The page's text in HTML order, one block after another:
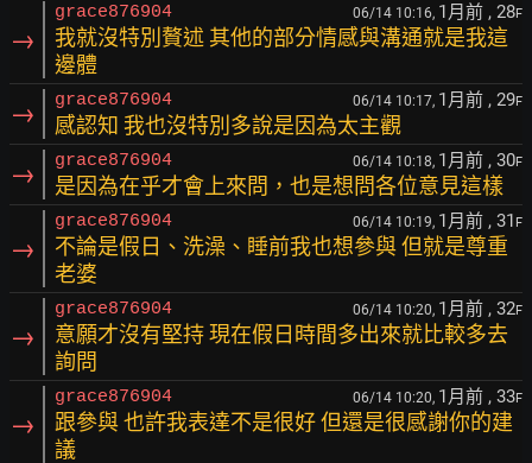
→
grace876904 06/14 10:16, 1月前 , 28F
我就沒特別贅述 其他的部分情感與溝通就是我這
邊體
→ grace876904 06/14 10:17, 1月前 , 29F
感認知 我也沒特別多說是因為太主觀
→ grace876904 06/14 10:18, 1月前 , 30F
是因為在乎才會上來問，也是想問各位意見這樣
→
grace876904 06/14 10:19, 1月前 , 31 F
不論是假日、洗澡、睡前我也想參與 但就是尊重
老婆
→
grace876904 06/14 10:20, 1月前 , 32F
意願才沒有堅持 現在假日時間多出來就比較多去
詢問
→
grace876904 06/14 10:20, 1月前 , 33F
跟參與 也許我表達不是很好 但還是很感謝你的建
議